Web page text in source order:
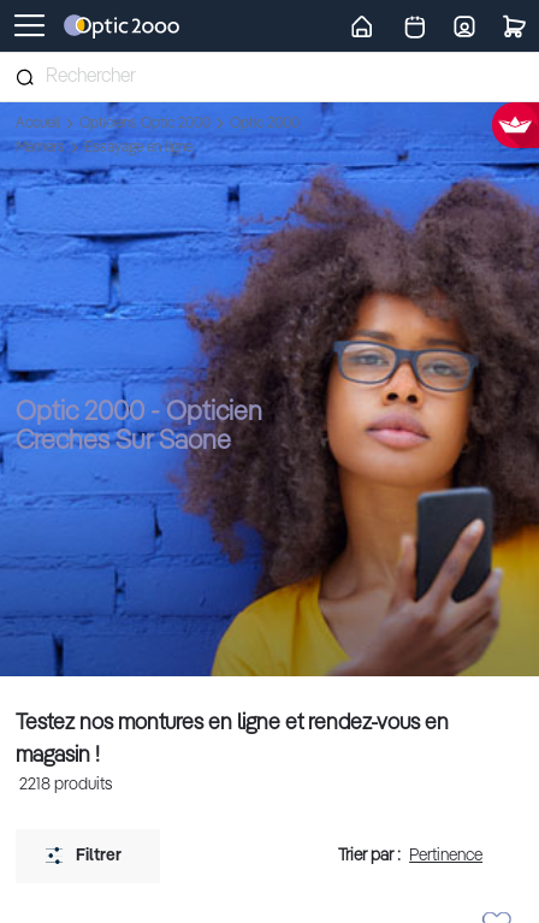
Retour vers la page d'accueil
Accueil Opticiens Optic 2000
Optic 2000
Mamers
Essayage en ligne
Optic 2000 - Opticien
Creches Sur Saone
Testez nos montures en ligne et rendez-vous en
magasin !
2218 produits
Filtrer Trier par :